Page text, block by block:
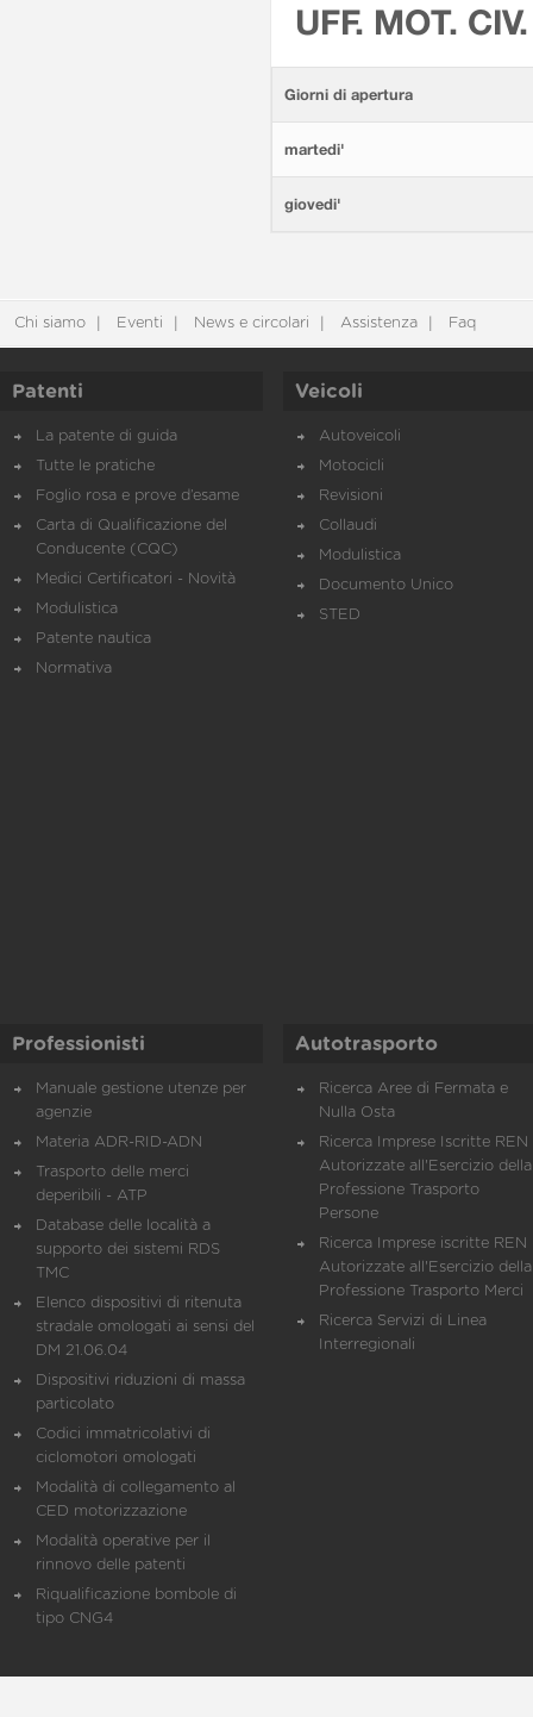
UFF. MOT.
Giorni di apertura
martedi'
giovedi'
Chi siamo Eventi News e circolari Assistenza Faq
Patenti
La patente di guida
Tutte le pratiche
Foglio rosa e prove d’esame
Carta di Qualificazione del
Conducente (CQC)
Medici Certificatori - Novità
Modulistica
Patente nautica
Normativa
Veicoli
Autoveicoli
Motocicli
Revisioni
Collaudi
Modulistica
Documento Unico
STED
Professionisti
Manuale gestione utenze per
agenzie
Materia ADR-RID-ADN
Trasporto delle merci
deperibili - ATP
Database delle località a
supporto dei sistemi RDS
TMC
Elenco dispositivi di ritenuta
stradale omologati ai sensi del
DM 21.06.04
Dispositivi riduzioni di massa
particolato
Codici immatricolativi di
ciclomotori omologati
Modalità di collegamento al
CED motorizzazione
Modalità operative per il
rinnovo delle patenti
Riqualificazione bombole di
tipo CNG4
Autotrasporto
Ricerca Aree di Fermata e
Nulla Osta
Ricerca Imprese Iscritte REN
Autorizzate all'Esercizio della
Professione Trasporto
Persone
Ricerca Imprese iscritte REN
Autorizzate all'Esercizio della
Professione Trasporto Merci
Ricerca Servizi di Linea
Interregionali